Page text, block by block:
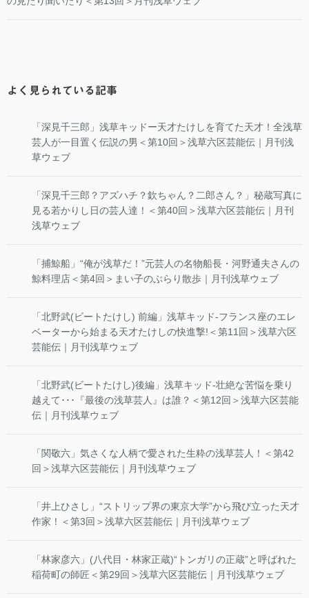
よく見られている記事
「深見千三郎」浅草キッドー天才たけしを育てた天才！全浅草
芸人が一目置く伝説の男＜第10回＞浅草六区芸能伝｜月刊浅
草ウェブ
「深見千三郎？アズハチ？欽ちゃん？二郎さん？」秘蔵写真に
見る若かりし日の芸人達！＜第40回＞浅草六区芸能伝｜月刊
浅草ウェブ
「捕鯨船」“俺が浅草だ！”元芸人の名物船長・河野通夫さんの
鯨料理店＜第4回＞まい子のぶらり散歩｜月刊浅草ウェブ
「北野武(ビートたけし) 前編」浅草キッド-フランス座のエレ
ベーターから始まる天才たけしの快進撃!＜第11回＞浅草六区
芸能伝｜月刊浅草ウェブ
「北野武(ビートたけし)後編」浅草キッド-壮絶な苦悩を乗り
越えて･･･『最後の浅草芸人』は誰？＜第12回＞浅草六区芸能
伝｜月刊浅草ウェブ
「関敬六」気さくな人柄で愛された生粋の浅草芸人！＜第42
回＞浅草六区芸能伝｜月刊浅草ウェブ
「井上ひさし」“ストリップ界の東京大学”から飛び立った天才
作家！＜第3回＞浅草六区芸能伝｜月刊浅草ウェブ
「林家彦六」(八代目・林家正蔵)“トンガリの正蔵”と呼ばれた
稲荷町の師匠＜第29回＞浅草六区芸能伝｜月刊浅草ウェブ